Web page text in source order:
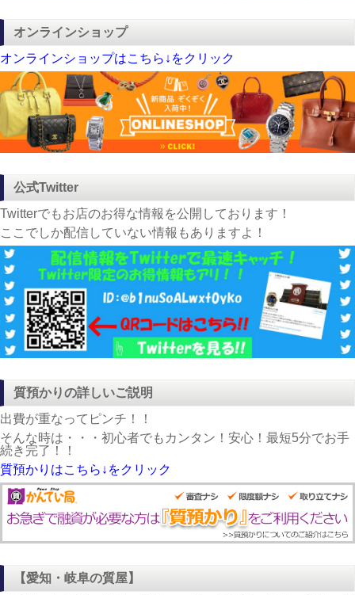
オンラインショップ
オンラインショップはこちら↓をクリック
公式Twitter
Twitterでもお店のお得な情報を公開しております！
ここでしか配信していない情報もありますよ！
質預かりの詳しいご説明
出費が重なってピンチ！！
そんな時は・・・初心者でもカンタン！安心！最短5分でお手
続き完了！！
質預かりはこちら↓をクリック
【愛知・岐阜の質屋】